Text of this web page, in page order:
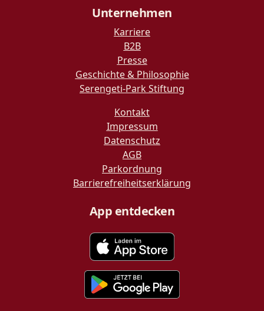
Unternehmen
Karriere
B2B
Presse
Geschichte & Philosophie
Serengeti-Park Stiftung
Kontakt
Impressum
Datenschutz
AGB
Parkordnung
Barrierefreiheitserklärung
App entdecken